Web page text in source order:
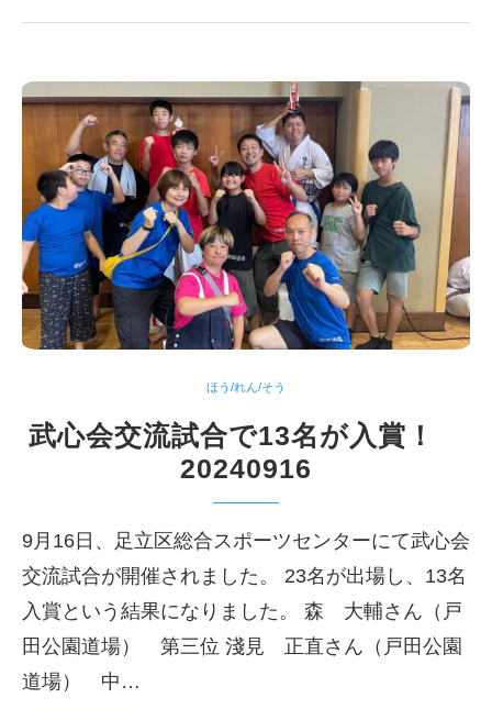
ほう/れん/そう
武心会交流試合で13名が入賞！
20240916
9月16日、足立区総合スポーツセンターにて武心会
交流試合が開催されました。 23名が出場し、13名
入賞という結果になりました。 森 大輔さん（戸
田公園道場） 第三位 淺見 正直さん（戸田公園
道場） 中…